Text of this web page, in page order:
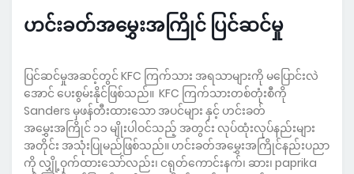
ဟင်းခတ်အမွှေးအကြိုင် ပြင်ဆင်မှု
ပြင်ဆင်မှုအဆင့်တွင် KFC ကြက်သား အရသာများကို မပြောင်းလဲ
အောင် ပေးစွမ်းနိုင်ဖြစ်သည်။ KFC ကြက်သားတစ်တုံးစီကို
Sanders မှဖန်တီးထားသော အပင်များ နှင့် ဟင်းခတ်
အမွှေးအကြိုင် ၁၁ မျိုးပါဝင်သည့် အတွင်း လုပ်ထုံးလုပ်နည်းများ
အတိုင်း အသုံးပြုမည်ဖြစ်သည်။ ဟင်းခတ်အမွှေးအကြိုင်နည်းပညာ
ကို လျှို့ဝှက်ထားသော်လည်း၊ ငရုတ်ကောင်းနက်၊ ဆား၊ paprika